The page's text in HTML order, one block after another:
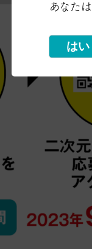
あなたは
はい